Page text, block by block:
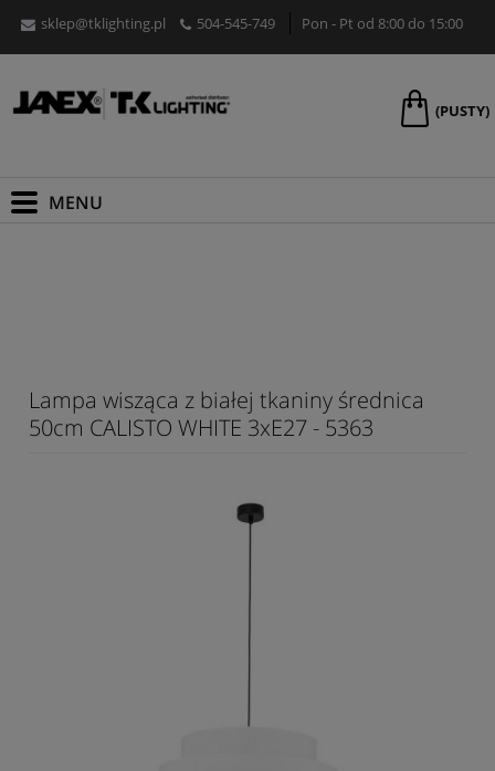
sklep@tklighting.pl 504-545-749 Pon - Pt od 8:00 do 15:00
(PUSTY)
Lampa wisząca z białej tkaniny średnica
50cm CALISTO WHITE 3xE27 - 5363